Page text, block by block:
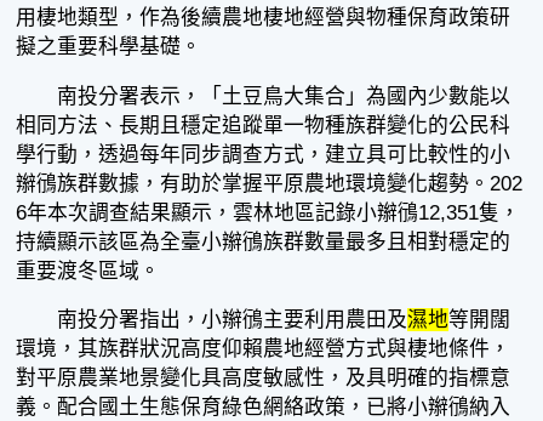
用棲地類型，作為後續農地棲地經營與物種保育政策研
擬之重要科學基礎。
南投分署表示，「土豆鳥大集合」為國內少數能以
相同方法、長期且穩定追蹤單一物種族群變化的公民科
學行動，透過每年同步調查方式，建立具可比較性的小
辮鴴族群數據，有助於掌握平原農地環境變化趨勢。202
6年本次調查結果顯示，雲林地區記錄小辮鴴12,351隻，
持續顯示該區為全臺小辮鴴族群數量最多且相對穩定的
重要渡冬區域。
南投分署指出，小辮鴴主要利用農田及濕地等開闊
環境，其族群狀況高度仰賴農地經營方式與棲地條件，
對平原農業地景變化具高度敏感性，及具明確的指標意
義。配合國土生態保育綠色網絡政策，已將小辮鴴納入